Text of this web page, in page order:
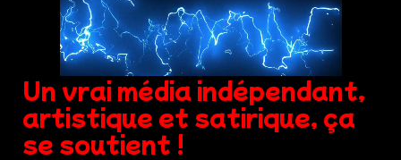
Un vrai média indépendant,
artistique et satirique, ça
se soutient !